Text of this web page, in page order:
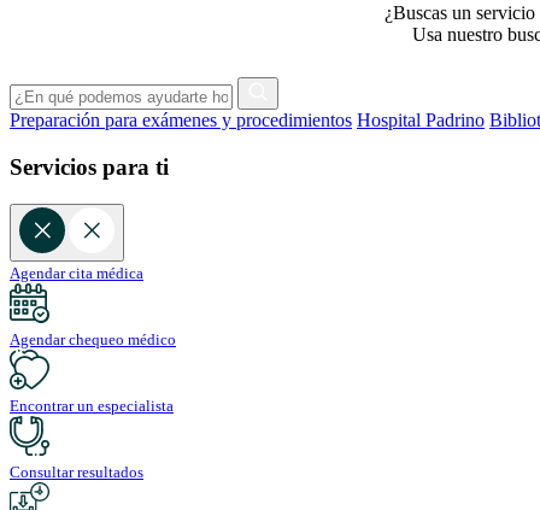
¿Buscas un
Usa nuestro
Preparación para exámenes y procedimientos Hospital Padrino
Servicios para ti
Agendar cita médica
Agendar chequeo médico
Encontrar un especialista
Consultar resultados